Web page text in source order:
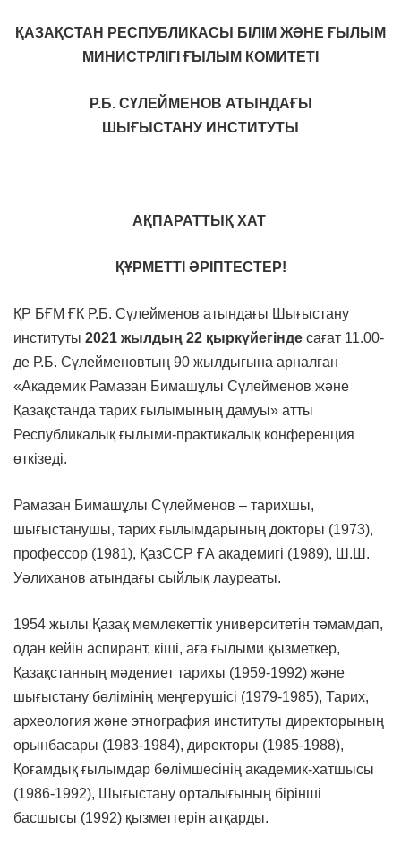
ҚАЗАҚСТАН РЕСПУБЛИКАСЫ Б ІЛІМ ЖӘНЕ ҒЫЛЫМ
М ИНИСТРЛІГІ ҒЫЛЫМ КОМИТЕТІ
Р.Б. СҮЛЕЙМЕНОВ АТЫНДАҒЫ
ШЫҒЫСТАНУ ИНСТИТУТЫ
АҚПАРАТТЫҚ ХАТ
ҚҰРМЕТТІ ӘРІПТЕСТЕР!
ҚР БҒМ ҒК Р.Б. Сүлейменов атындағы Шығыстану
институты 2021 жылдың 22 қыркүйегінде сағат 11.00-
де Р.Б. Сүлейменовтың 90 жылдығына арналған
«Академик Рамазан Бимашұлы Сүлейменов және
Қазақстанда тарих ғылымының дамуы» атты
Республикалық ғылыми-практикалық конференция
өткізеді.
Рамазан Бимашұлы Сүлейменов – тарихшы,
шығыстанушы, тарих ғылымдарының докторы (1973),
профессор (1981), ҚазССР ҒА академигі (1989), Ш.Ш.
Уәлиханов атындағы сыйлық лауреаты.
1954 жылы Қазақ мемлекеттік университетін тәмамдап,
одан кейін аспирант, кіші, аға ғылыми қызметкер,
Қазақстанның мәдениет тарихы (1959-1992) және
шығыстану бөлімінің меңгерушісі (1979-1985), Тарих,
археология және этнография институты директорының
орынбасары (1983-1984), директоры (1985-1988),
Қоғамдық ғылымдар бөлімшесінің академик-хатшысы
(1986-1992), Шығыстану орталығының бірінші
басшысы (1992) қызметтерін атқарды.